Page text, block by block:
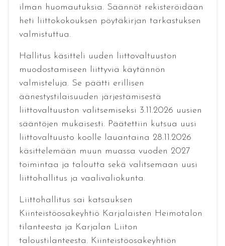
ilman huomautuksia. Säännöt rekisteröidään
heti liittokokouksen pöytäkirjan tarkastuksen
valmistuttua.
Hallitus käsitteli uuden liittovaltuuston
muodostamiseen liittyviä käytännön
valmisteluja. Se päätti erillisen
äänestystilaisuuden järjestämisestä
liittovaltuuston valitsemiseksi 3.11.2026 uusien
sääntöjen mukaisesti. Päätettiin kutsua uusi
liittovaltuusto koolle lauantaina 28.11.2026
käsittelemään muun muassa vuoden 2027
toimintaa ja taloutta sekä valitsemaan uusi
liittohallitus ja vaalivaliokunta.
Liittohallitus sai katsauksen
Kiinteistöosakeyhtiö Karjalaisten Heimotalon
tilanteesta ja Karjalan Liiton
taloustilanteesta. Kiinteistöosakeyhtiön